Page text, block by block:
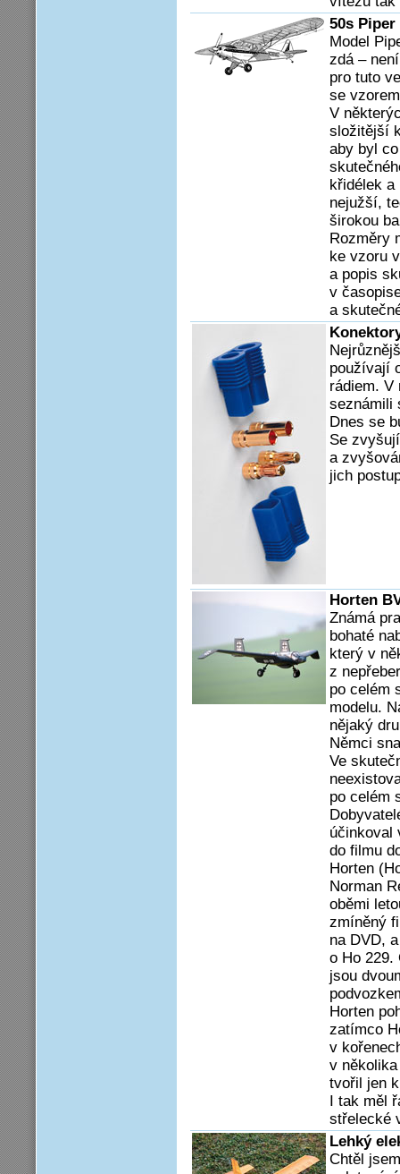
50s Piper
Model
zdá –
pro tuto
se
V
složitější
aby byl
křidélek
nejužší,
širokou
Rozměry
ke vzoru
a popis
v
a
používají
rádiem. V
seznámili
Dnes se
Se
a
jich
Horten
Známá
bohaté
který v
z
po celém
modelu.
nějaký
Němci
Ve
po celém
účinkoval
do filmu
Horten
Norman
oběmi
zmíněný
na DVD,
o Ho 229.
jsou
Horten
zatímco
v
v
tvořil jen
I tak měl
střelecké
Lehký
Chtěl